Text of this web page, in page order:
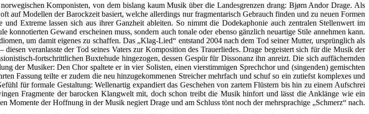
Komponisten, von dem bislang kaum Musik über die Landesgrenzen drang: Bjørn Andor Drage. Als
auf Modellen der Barockzeit basiert, welche allerdings nur fragmentarisch Gebrauch finden und zu neuen Formen
Extreme lassen sich aus ihrer Ganzheit ableiten. So nimmt die Dodekaphonie auch zentralen Stellenwert im
Gewand erscheinen muss, sondern auch tonale oder ebenso gänzlich neuartige Stile annehmen kann.
um damit eigenes zu schaffen. Das „Klag-Lied“ entstand 2004 nach dem Tod seiner Mutter, ursprünglich als
veranlasste der Tod seines Vaters zur Komposition des Trauerliedes. Drage begeistert sich für die Musik der
fortschrittlichen Buxtehude hingezogen, dessen Gespür für Dissonanz ihn anreizt. Die sich auffächernden
der Musiker: Den Chor spaltete er in vier Solisten, einen vierstimmigen Sprechchor und (singenden) gemischten
Fassung teilte er zudem die neu hinzugekommenen Streicher mehrfach und schuf so ein zutiefst komplexes und
für formale Gestaltung: Wellenartig expandiert das Geschehen von zartem Flüstern bis hin zu einem Aufschrei
Fragmente der barocken Klangwelt mit, doch schon treibt die Musik hinfort und lässt die Anklänge wie ein
Momente der Hoffnung in der Musik negiert Drage und am Schluss tönt noch der mehrsprachige „Schmerz“ nach.